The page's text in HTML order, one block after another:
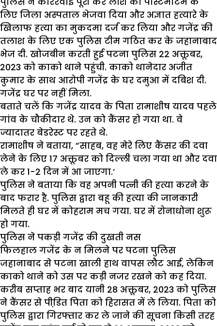
लिए जिला अस्पताल भेजवा दिया और अज्ञात हत्यारे के
खिलाफ हत्या का मुकदमा दर्ज कर लिया और गजेंद्र की
तलाश के लिए एक पुलिस टीम गठित कर के जहानाबाद
भेज दी. खोजबीन करती हुई पटना पुलिस 22 अक्तूबर,
2023 को काको थाने पहुंची. काको थानेदार अजीत
कुमार के साथ आरोपी गजेंद्र के घर दमुआ में दबिश दी.
गजेंद्र घर पर नहीं मिला.
बताते चलें कि गजेंद्र यादव के पिता रामाशीष यादव पहले
गांव के चौकीदार थे. उन को कैंसर हो गया था. वे
ज्यादातर बेडरेस्ट पर रहते थे.
रामाशीष ने बताया, ”साहब, वह मेरे लिए कैंसर की दवा
लेने के लिए 17 अक्तूबर को दिल्ली चला गया था और दवा
ले कर 1-2 दिन में आ जाएगा.’
पुलिस ने बताया कि वह अपनी पत्नी की हत्या करने के
बाद फरार है. पुलिस द्वारा बहू की हत्या की जानकारी
मिलते ही घर में कोहराम मच गया. घर में रोनाधोना शुरू
हो गया.
पुलिस ने पकड़ी गजेंद्र की दुखती नस
फिलहाल गजेंद्र के न मिलने पर पटना पुलिस
जहानाबाद से पटना खाली हाथ वापस लौट आई, लेकिन
काको थाने को उस पर कड़ी नजर रखने को कह दिया.
करीब सप्ताह भर बाद यानी 28 अक्तूबर, 2023 को पुलिस
ने कैंसर से पीडि़त पिता को हिरासत में ले लिया. पिता को
पुलिस द्वारा गिरफ्तार कर ले जाने की सूचना किसी तरह